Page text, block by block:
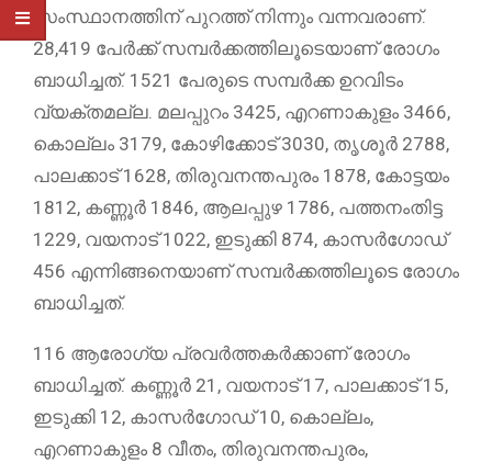
സംസ്ഥാനത്തിന് പുറത്ത് നിന്നും വന്നവരാണ്.
28,419 പേര്‍ക്ക് സമ്പര്‍ക്കത്തിലൂടെയാണ് രോഗം
ബാധിച്ചത്. 1521 പേരുടെ സമ്പര്‍ക്ക ഉറവിടം
വ്യക്തമല്ല. മലപ്പുറം 3425, എറണാകുളം 3466,
കൊല്ലം 3179, കോഴിക്കോട് 3030, തൃശൂര്‍ 2788,
പാലക്കാട് 1628, തിരുവനന്തപുരം 1878, കോട്ടയം
1812, കണ്ണൂര്‍ 1846, ആലപ്പുഴ 1786, പത്തനംതിട്ട
1229, വയനാട് 1022, ഇടുക്കി 874, കാസര്‍ഗോഡ്
456 എന്നിങ്ങനെയാണ് സമ്പര്‍ക്കത്തിലൂടെ രോഗം
ബാധിച്ചത്.
116 ആരോഗ്യ പ്രവര്‍ത്തകര്‍ക്കാണ് രോഗം
ബാധിച്ചത്. കണ്ണൂര്‍ 21, വയനാട് 17, പാലക്കാട് 15,
ഇടുക്കി 12, കാസര്‍ഗോഡ് 10, കൊല്ലം,
എറണാകുളം 8 വീതം, തിരുവനന്തപുരം,